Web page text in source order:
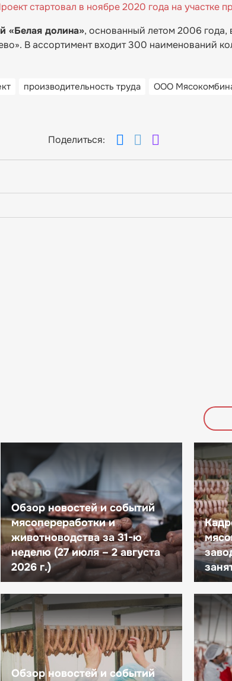
стартовал в ноябре 2020 года на участке
«Белая долина», основанный летом 2006
В ассортимент входит 300 наименований
производительность труда ООО
Поделиться:
Обзор новостей и событий
мясопереработки и
животноводства за 31-ю
неделю (27 июля – 2 августа
2026 г.)
Обзор новостей и событий